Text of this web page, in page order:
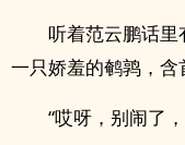
听着范云鹏话
一只娇羞的鹌鹑，含
“哎呀，别闹了